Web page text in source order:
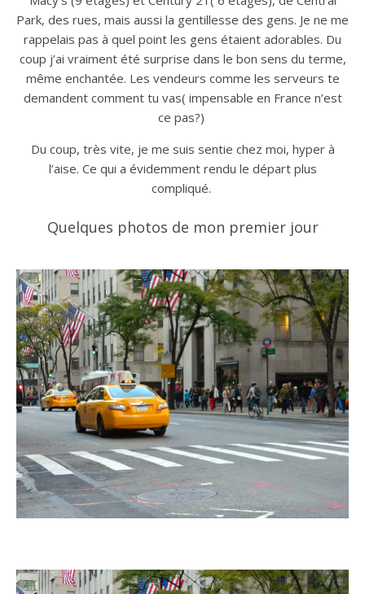
Park, des rues, mais aussi la gentillesse des gens. Je ne me
rappelais pas à quel point les gens étaient adorables. Du
coup j’ai vraiment été surprise dans le bon sens du terme,
même enchantée. Les vendeurs comme les serveurs te
demandent comment tu vas( impensable en France n’est
ce pas?)
Du coup, très vite, je me suis sentie chez moi, hyper à
l’aise. Ce qui a évidemment rendu le départ plus
compliqué.
Quelques photos de mon premier jour